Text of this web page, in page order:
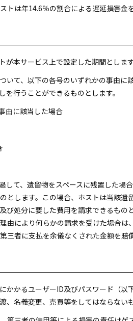
トは年14.6％の割合による遅延損害金
本サービス上で設定した期間とします
いて、以下の各号のいずれかの事由
行うことができるものとします。
由に該当した場合
して、遺留物をスペースに残置した
とします。この場合、ホストは当該
び処分に要した費用を請求できるも
由により何らかの請求を受けた場合
三者に支払を余儀なくされた金額を賠
かかるユーザーID及びパスワード（
名義変更、売買等をしてはならない